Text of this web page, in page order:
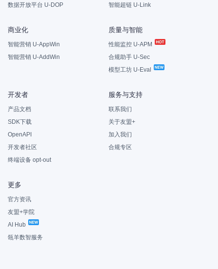
数据开放平台 U-DOP
智能超链 U-Link
商业化
智能营销 U-AppWin
智能营销 U-AddWin
质量与智能
性能监控 U-APM
合规助手 U-Sec
模型工坊 U-Eval
开发者
产品文档
SDK下载
OpenAPI
开发者社区
终端设备 opt-out
服务与支持
联系我们
关于友盟+
加入我们
合规专区
更多
官方资讯
友盟+学院
AI Hub
瓴羊数智服务